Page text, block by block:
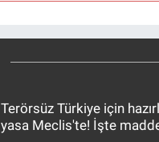
Terörsüz Türkiye için
yasa Meclis'te! İşte